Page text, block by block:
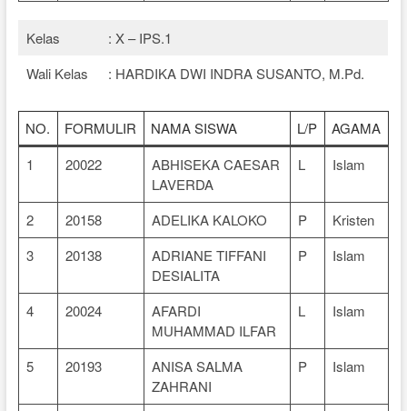
Kelas
: X – IPS.1
Wali Kelas
: HARDIKA DWI INDRA SUSANTO, M.Pd.
NO. FORMULIR NAMA SISWA L/P
AGAMA
1
20022
ABHISEKA CAESAR
LAVERDA
L Islam
2 20158 ADELIKA KALOKO P
Kristen
3
20138
ADRIANE TIFFANI
DESIALITA
P Islam
4 20024
AFARDI
MUHAMMAD ILFAR
L Islam
5 20193
ANISA SALMA
ZAHRANI
P Islam